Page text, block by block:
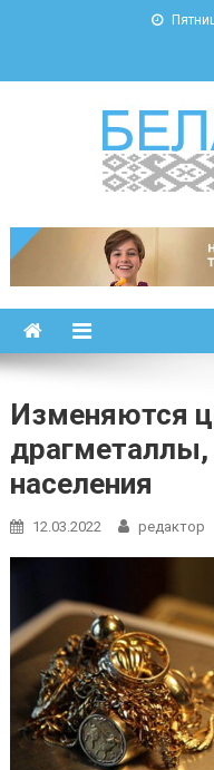
Беларусь и
Изменяются
населения
12.03.2022 редактор